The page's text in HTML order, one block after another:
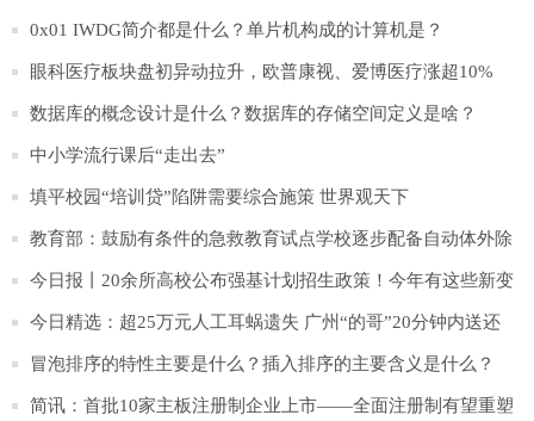
所“托” 每日热门
0x01 IWDG简介都是什么？单片机构成的计算机是？
眼科医疗板块盘初异动拉升，欧普康视、爱博医疗涨超10%
数据库的概念设计是什么？数据库的存储空间定义是啥？
中小学流行课后“走出去”
填平校园“培训贷”陷阱需要综合施策 世界观天下
教育部：鼓励有条件的急救教育试点学校逐步配备自动体外除
颤器_世界快播
今日报丨20余所高校公布强基计划招生政策！今年有这些新变
化
今日精选：超25万元人工耳蜗遗失 广州“的哥”20分钟内送还
冒泡排序的特性主要是什么？插入排序的主要含义是什么？
简讯：首批10家主板注册制企业上市——全面注册制有望重塑